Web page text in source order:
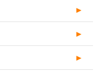
►
►
►